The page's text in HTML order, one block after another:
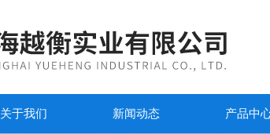
关于我们 新闻动态 产品中